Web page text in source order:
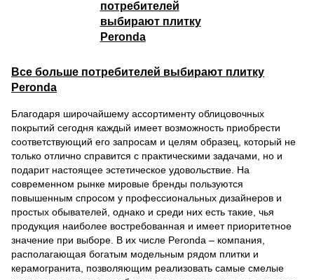
Все больше потребителей выбирают плитку
Peronda
Благодаря широчайшему ассортименту облицовочных
покрытий сегодня каждый имеет возможность приобрести
соответствующий его запросам и целям образец, который не
только отлично справится с практическими задачами, но и
подарит настоящее эстетическое удовольствие. На
современном рынке мировые бренды пользуются
повышенным спросом у профессиональных дизайнеров и
простых обывателей, однако и среди них есть такие, чья
продукция наиболее востребованная и имеет приоритетное
значение при выборе. В их числе Peronda – компания,
располагающая богатым модельным рядом плитки и
керамогранита, позволяющим реализовать самые смелые